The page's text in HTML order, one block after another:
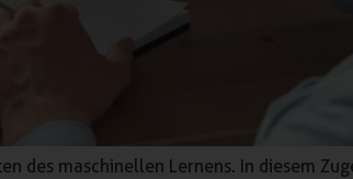
des maschinellen Lernens. In diesem